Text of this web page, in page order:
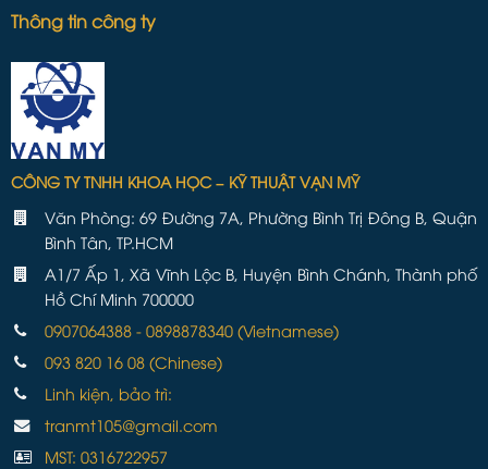
Thông tin công ty
CÔNG TY TNHH KHOA HỌC – KỸ THUẬT VẠN MỸ
Văn Phòng: 69 Đường 7A, Phường Bình Trị Đông B, Quận
Bình Tân, TP.HCM
A1/7 Ấp 1, Xã Vĩnh Lộc B, Huyện Bình Chánh, Thành phố
Hồ Chí Minh 700000
0907064388 - 0898878340 (Vietnamese)
093 820 16 08 (Chinese)
Linh kiện, bảo trì:
tranmt105@gmail.com
MST: 0316722957